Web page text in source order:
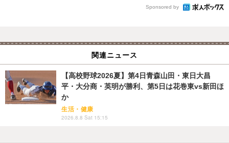
Sponsored by
関連ニュース
【高校野球2026夏】第4日青森山田・東日大昌
平・大分商・英明が勝利、第5日は花巻東vs新田ほ
か
生活・健康
2026.8.8 Sat 15:15